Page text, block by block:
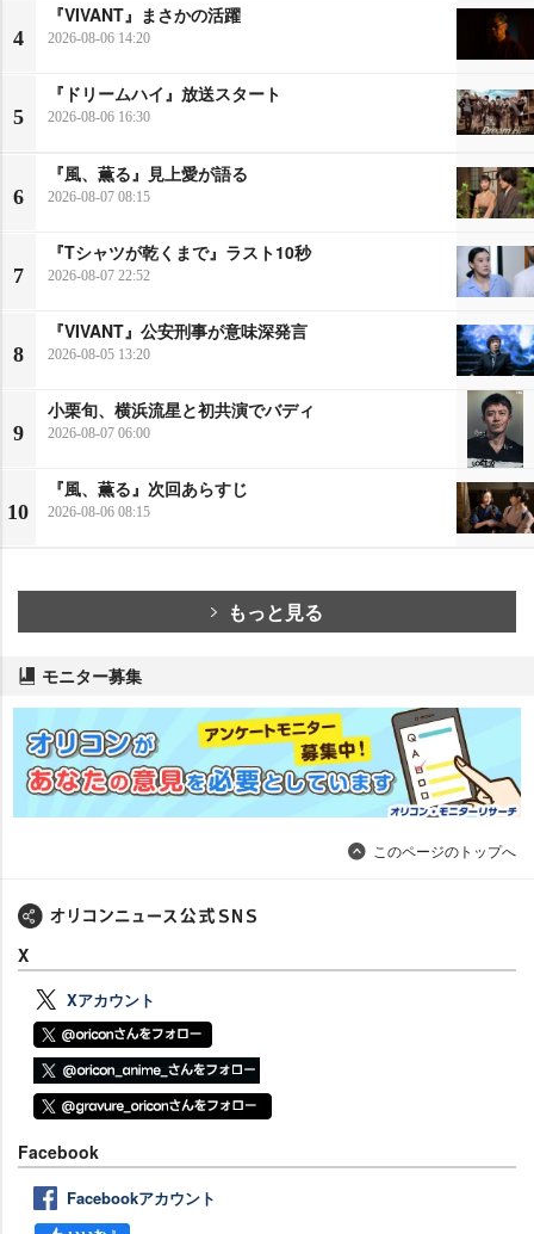
4
『VIVANT』まさかの活躍
2026-08-06 14:20
5
『ドリームハイ』放送スタート
2026-08-06 16:30
6
『風、薫る』見上愛が語る
2026-08-07 08:15
7
『Tシャツが乾くまで』ラスト10秒
2026-08-07 22:52
8
『VIVANT』公安刑事が意味深発言
2026-08-05 13:20
9
小栗旬、横浜流星と初共演でバディ
2026-08-07 06:00
10
『風、薫る』次回あらすじ
2026-08-06 08:15
もっと見る
モニター募集
このページのトップへ
X
Xアカウント
Facebook
Facebookアカウント